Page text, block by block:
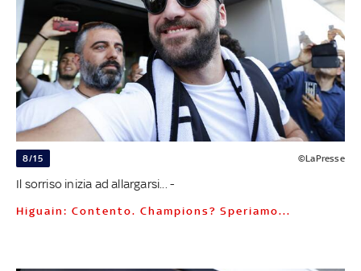
8/15 ©LaPresse
Il sorriso inizia ad allargarsi... -
Higuain: Contento. Champions? Speriamo...